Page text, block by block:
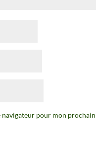
pour mon